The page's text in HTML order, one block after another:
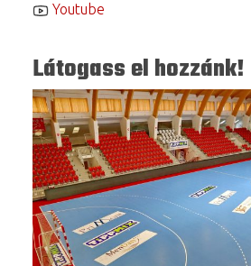
Youtube
Látogass el hozzánk!